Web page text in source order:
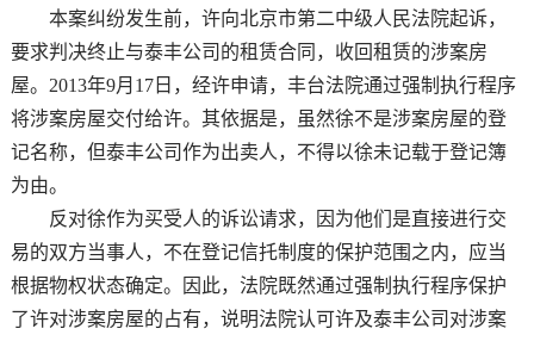
本案纠纷发生前，许向北京市第二中级人民法院起诉，
要求判决终止与泰丰公司的租赁合同，收回租赁的涉案房
屋。2013年9月17日，经许申请，丰台法院通过强制执行程序
将涉案房屋交付给许。其依据是，虽然徐不是涉案房屋的登
记名称，但泰丰公司作为出卖人，不得以徐未记载于登记簿
为由。
反对徐作为买受人的诉讼请求，因为他们是直接进行交
易的双方当事人，不在登记信托制度的保护范围之内，应当
根据物权状态确定。因此，法院既然通过强制执行程序保护
了许对涉案房屋的占有，说明法院认可许及泰丰公司对涉案